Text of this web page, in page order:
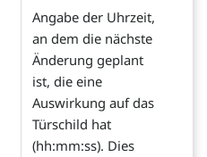
Angabe der Uhrzeit,
an dem die nächste
Änderung geplant
ist, die eine
Auswirkung auf das
Türschild hat
(hh:mm:ss). Dies